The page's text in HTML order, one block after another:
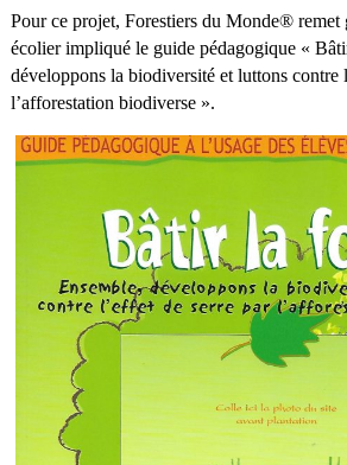
Pour ce projet, Forestiers du Monde® remet
écolier impliqué le guide pédagogique «
développons la biodiversité et luttons contre
l’afforestation biodiverse ».